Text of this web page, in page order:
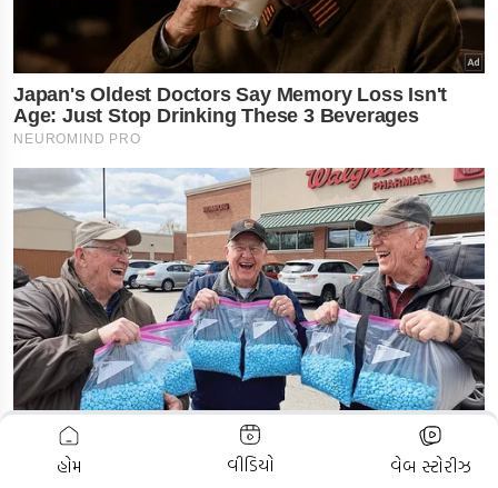
ADVERTISEMENT
હોમ વીડિયો વેબ સ્ટોરીઝ